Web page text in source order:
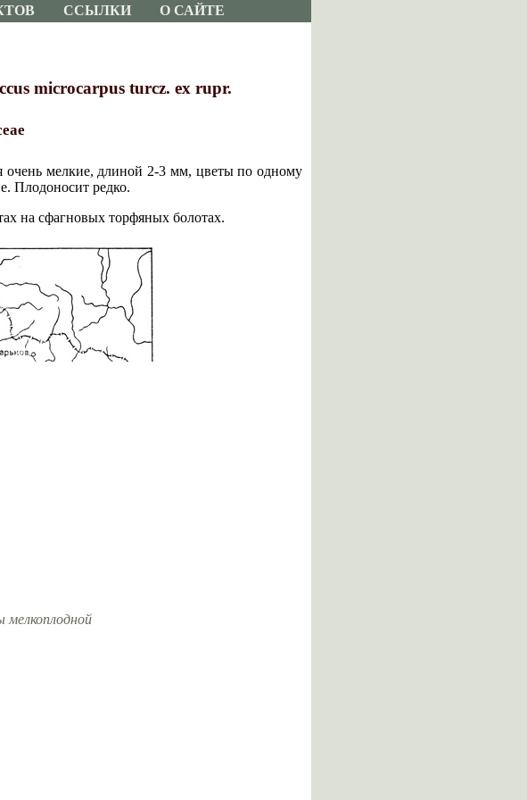
ССЫЛКИ О САЙТЕ
microcarpus turcz. ex rupr.
мелкие, длиной 2-3 мм, цветы по одному
Плодоносит редко.
на сфагновых торфяных болотах.